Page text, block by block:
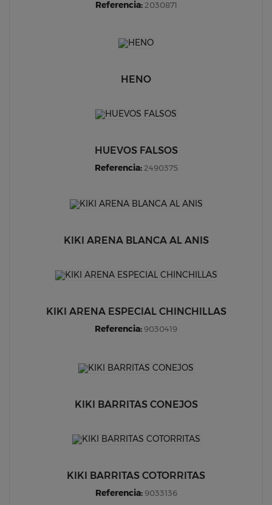
Referencia: 2030871
HENO
HUEVOS FALSOS
Referencia: 2490375
KIKI ARENA BLANCA AL ANIS
KIKI ARENA ESPECIAL CHINCHILLAS
Referencia: 9030419
KIKI BARRITAS CONEJOS
KIKI BARRITAS COTORRITAS
Referencia: 9033136